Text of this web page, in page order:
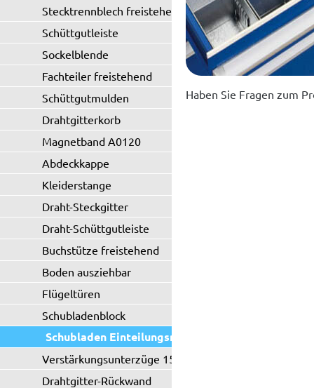
Stecktrennblech freistehend
Schüttgutleiste
Sockelblende
Fachteiler freistehend
Schüttgutmulden
Drahtgitterkorb
Magnetband A0120
Abdeckkappe
Kleiderstange
Draht-Steckgitter
Draht-Schüttgutleiste
Buchstütze freistehend
Boden ausziehbar
Flügeltüren
Schubladenblock
Schubladen Einteilungsmaterial
Verstärkungsunterzüge 150 kg
Drahtgitter-Rückwand
Haben Sie Fragen zum